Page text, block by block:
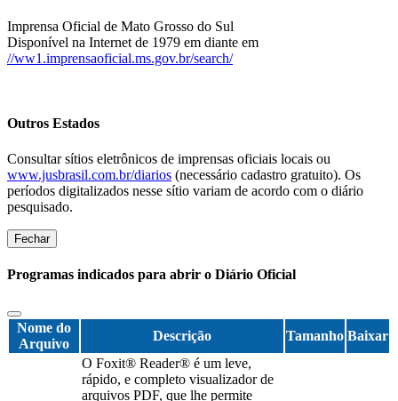
Imprensa Oficial de Mato Grosso do Sul
Disponível na Internet de 1979 em diante em
//ww1.imprensaoficial.ms.gov.br/search/
Outros Estados
Consultar sítios eletrônicos de imprensas oficiais locais ou
www.jusbrasil.com.br/diarios (necessário cadastro gratuito). Os
períodos digitalizados nesse sítio variam de acordo com o diário
pesquisado.
Fechar
Programas indicados para abrir o Diário Oficial
Nome do
Arquivo
Descrição Tamanho Baixar
O Foxit® Reader® é um leve,
rápido, e completo visualizador de
arquivos PDF, que lhe permite